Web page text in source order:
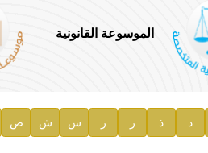
الموسوعة القانونية
د ذ ر ز س ش ص